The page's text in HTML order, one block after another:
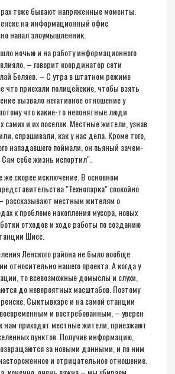
тоже бывают напряженные моменты.
на информационный офис
напал злоумышленник.
ночью и на работу информационного
– говорит координатор сети
Беляев. – С утра в штатном режиме
что приехали полицейские, чтобы взять
вызвало негативное отношение у
что какие-то непонятные люди
и их поселок. Местные жители, узнав
спрашивали, как у нас дела. Кроме того,
нападавшего поймали, он пьяный зачем-
Сам себе жизнь испортил".
же скорее исключение. В основном
"Технопарка" спокойно
рассказывают местным жителям о
к проблеме накопления мусора, новых
отходов и ходе работы по созданию
Шиес.
Ленского района не было вообще
относительно нашего проекта. А когда у
то всевозможные домыслы и слухи,
до невероятных масштабов. Поэтому
Сыктывкаре и на самой станции
и востребованным, – уверен
нам приходят местные жители, приезжают
пунктов. Получив информацию,
за новыми данными, и по ним
и отрицательное отношение.